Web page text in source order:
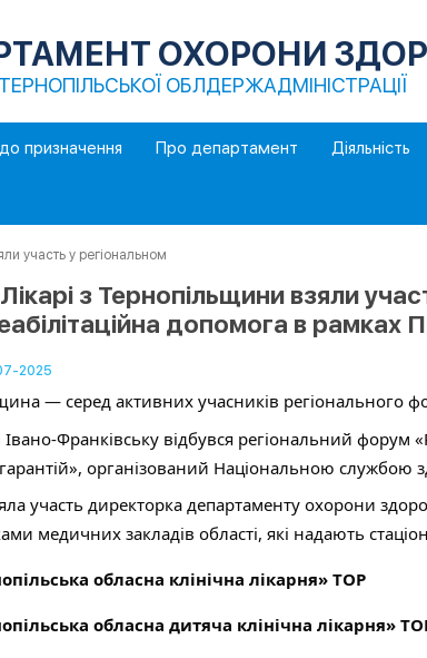
ОХОРОНИ
ТЕРНОПІЛЬСЬКОЇ ОБЛДЕРЖАДМІНІСТРАЦІЇ
призначення Про департамент Діяльність
участь у регіональном
Лікарі з Тернопільщини взяли
допомога в рамках
2025
— серед активних учасників регіонального
Франківську відбувся регіональний форум
організований Національною службою
участь директорка департаменту охорони
медичних закладів області, які надають
обласна клінічна лікарня» ТОР
обласна дитяча клінічна лікарня»